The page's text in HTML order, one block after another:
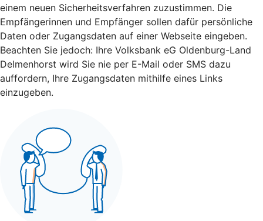
einem neuen Sicherheitsverfahren zuzustimmen. Die
Empfängerinnen und Empfänger sollen dafür persönliche
Daten oder Zugangsdaten auf einer Webseite eingeben.
Beachten Sie jedoch: Ihre Volksbank eG Oldenburg-Land
Delmenhorst wird Sie nie per E-Mail oder SMS dazu
auffordern, Ihre Zugangsdaten mithilfe eines Links
einzugeben.